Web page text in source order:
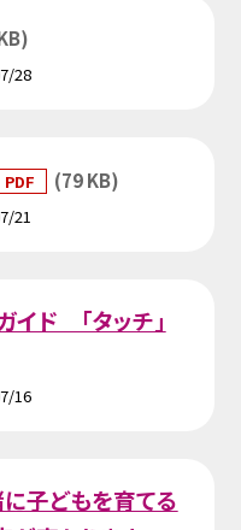
28
PDF (79 KB)
21
イド 「タッチ」
16
子どもを育てる